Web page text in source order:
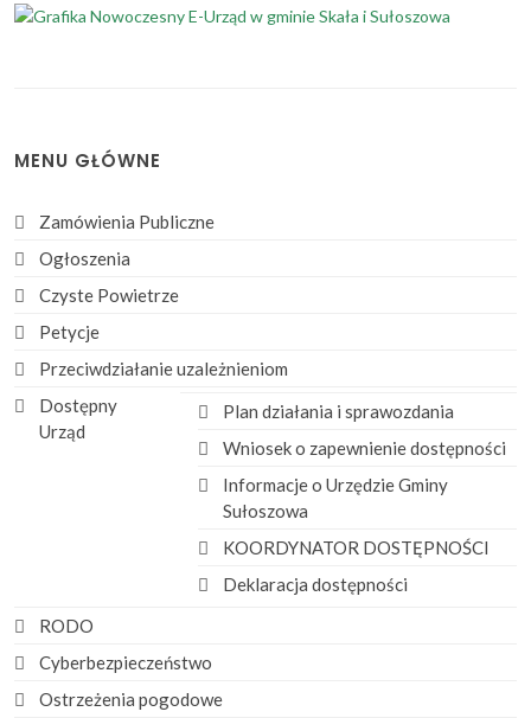
MENU GŁÓWNE
Zamówienia Publiczne
Ogłoszenia
Czyste Powietrze
Petycje
Przeciwdziałanie uzależnieniom
Dostępny
Urząd
Plan działania i sprawozdania
Wniosek o zapewnienie dostępności
Informacje o Urzędzie Gminy
Sułoszowa
KOORDYNATOR DOSTĘPNOŚCI
Deklaracja dostępności
RODO
Cyberbezpieczeństwo
Ostrzeżenia pogodowe